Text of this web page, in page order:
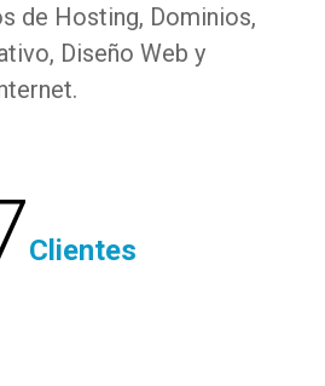
de Hosting, Dominios,
Diseño Web y
Clientes